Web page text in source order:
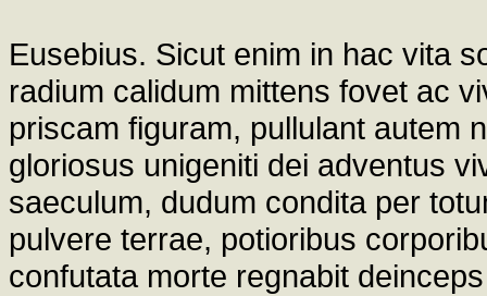
Eusebius. Sicut enim in hac vita
radium calidum mittens fovet ac
priscam figuram, pullulant autem
gloriosus unigeniti dei adventus
saeculum, dudum condita per
pulvere terrae, potioribus
confutata morte regnabit